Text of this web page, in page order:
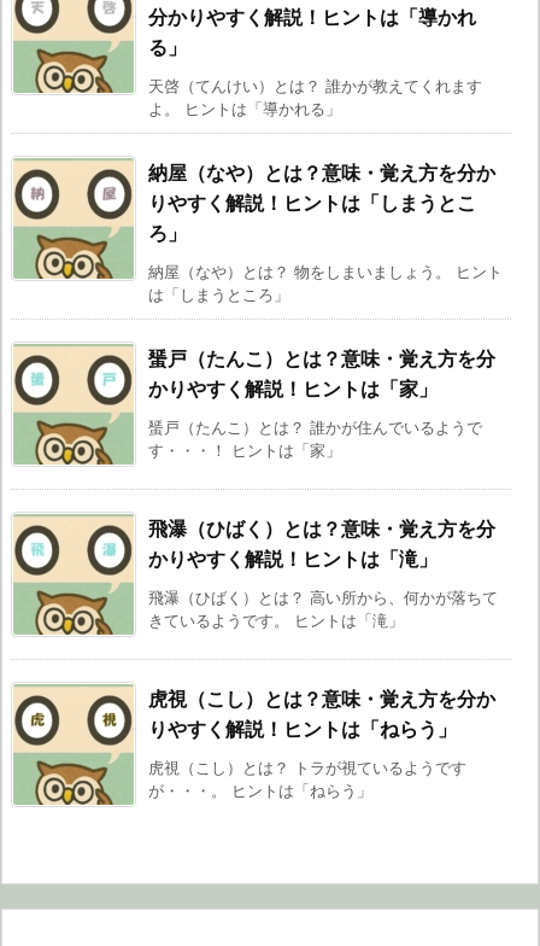
分かりやすく解説！ヒントは「導かれ
る」
天啓（てんけい）とは？ 誰かが教えてくれます
よ。 ヒントは「導かれる」
納屋（なや）とは？意味・覚え方を分か
りやすく解説！ヒントは「しまうとこ
ろ」
納屋（なや）とは？ 物をしまいましょう。 ヒント
は「しまうところ」
蜑戸（たんこ）とは？意味・覚え方を分
かりやすく解説！ヒントは「家」
蜑戸（たんこ）とは？ 誰かが住んでいるようで
す・・・！ ヒントは「家」
飛瀑（ひばく）とは？意味・覚え方を分
かりやすく解説！ヒントは「滝」
飛瀑（ひばく）とは？ 高い所から、何かが落ちて
きているようです。 ヒントは「滝」
虎視（こし）とは？意味・覚え方を分か
りやすく解説！ヒントは「ねらう」
虎視（こし）とは？ トラが視ているようです
が・・・。 ヒントは「ねらう」